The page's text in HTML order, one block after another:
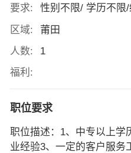
要求:
性别不限/ 学历不限
区域:
莆田
人数:
1
福利:
职位要求
职位描述：1、中专以上学
业经验3、一定的客户服务